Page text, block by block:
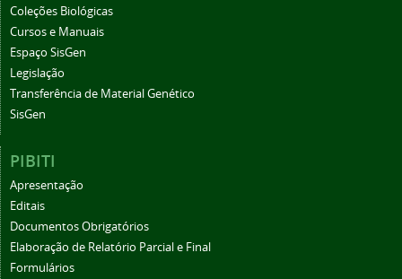
Coleções Biológicas
Cursos e Manuais
Espaço SisGen
Legislação
Transferência de Material Genético
SisGen
PIBITI
Apresentação
Editais
Documentos Obrigatórios
Elaboração de Relatório Parcial e Final
Formulários